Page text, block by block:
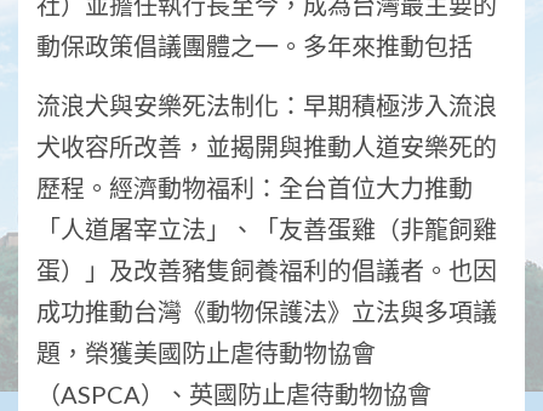
動保政策倡議團體之一。多年來推動包括
流浪犬與安樂死法制化：早期積極涉入流浪
犬收容所改善，並揭開與推動人道安樂死的
歷程。經濟動物福利：全台首位大力推動
「人道屠宰立法」、「友善蛋雞（非籠飼雞
蛋）」及改善豬隻飼養福利的倡議者。也因
成功推動台灣《動物保護法》立法與多項議
題，榮獲美國防止虐待動物協會
（ASPCA）、英國防止虐待動物協會